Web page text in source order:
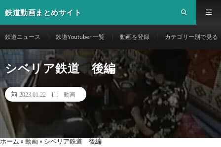
鉄道動画まとめサイト
鉄道ニュース 鉄道Youtuber 一覧 動画を登録 カテゴリー別で見る
シベリア鉄道 後編
2023.01.22 動画
ホーム » 動画 » シベリア鉄道 後編